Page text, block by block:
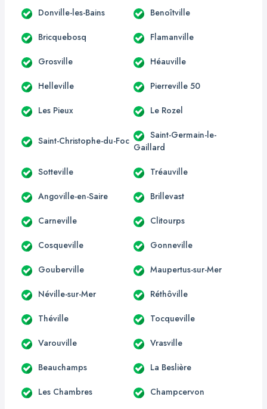
Donville-les-Bains Benoîtville
Bricquebosq Flamanville
Grosville Héauville
Helleville Pierreville 50
Les Pieux Le Rozel
Saint-Christophe-du-Foc
Saint-Germain-le-
Gaillard
Sotteville Tréauville
Angoville-en-Saire Brillevast
Carneville Clitourps
Cosqueville Gonneville
Gouberville Maupertus-sur-Mer
Néville-sur-Mer Réthôville
Théville Tocqueville
Varouville Vrasville
Beauchamps La Beslière
Les Chambres Champcervon